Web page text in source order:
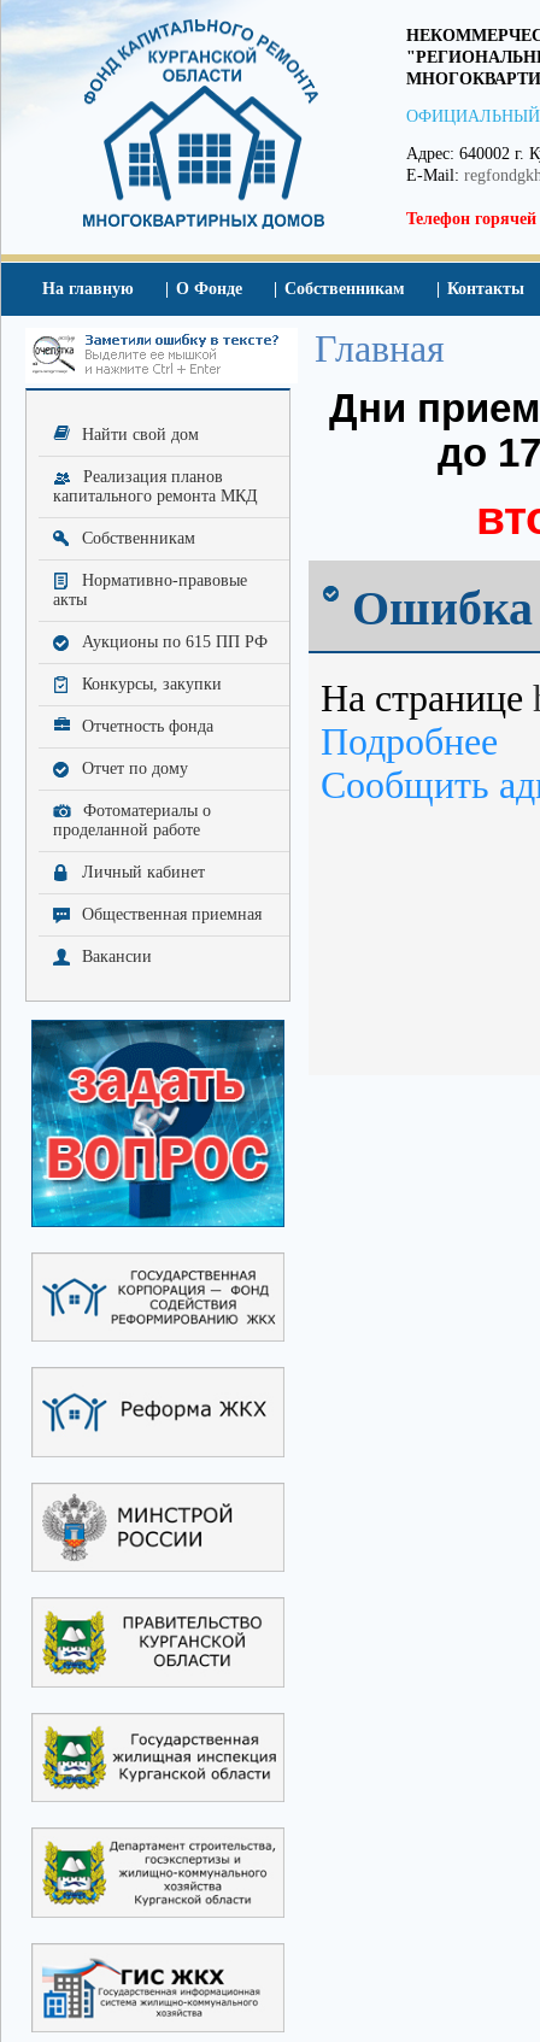
ОФИЦИАЛЬНЫЙ
Адрес: 640002 г.
E-Mail:
Телефон
На главную О Фонде Собственникам Контакты
Найти свой дом
Реализация планов
капитального ремонта МКД
Собственникам
Нормативно-правовые
акты
Аукционы по 615 ПП РФ
Конкурсы, закупки
Отчетность фонда
Отчет по дому
Фотоматериалы о
проделанной работе
Личный кабинет
Общественная приемная
Вакансии
Главная
Дни
до
Ошибка
На странице
Подробнее
Сообщить